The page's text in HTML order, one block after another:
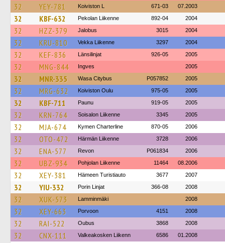
32 YEY-781 Koiviston L 671-03 07.2003
32 KBF-632 Pekolan Liikenne 892-04 2004
32 HZZ-379 Jalobus 3015 2004
32 KRU-810 Vekka Liikenne 3297 2004
32 KEF-836 Länsilinjat 926-05 2005
32 MNG-844 Ingves 2005
32 MNR-335 Wasa Citybus P057852 2005
32 MRG-632 Koiviston Oulu 975-05 2005
32 KBF-711 Paunu 919-05 2005
32 KRN-764 Soisalon Liikenne 3345 2005
32 MJA-674 Kymen Charterline 870-05 2006
32 OTO-472 Härmän Liikenne 3728 2006
32 ENA-577 Revon P061834 2006
32 UBZ-934 Pohjolan Liikenne 11464 08.2006
32 XEY-381 Hämeen Turistiauto 3677 2007
32 YIU-332 Porin Linjat 366-08 2008
32 XUK-573 Lamminmäki 2008
32 XEY-663 Porvoon 4151 2008
32 RAI-522 Oubus 3868 2008
32 CNX-111 Valkeakosken Liikenn 6586 01.2008